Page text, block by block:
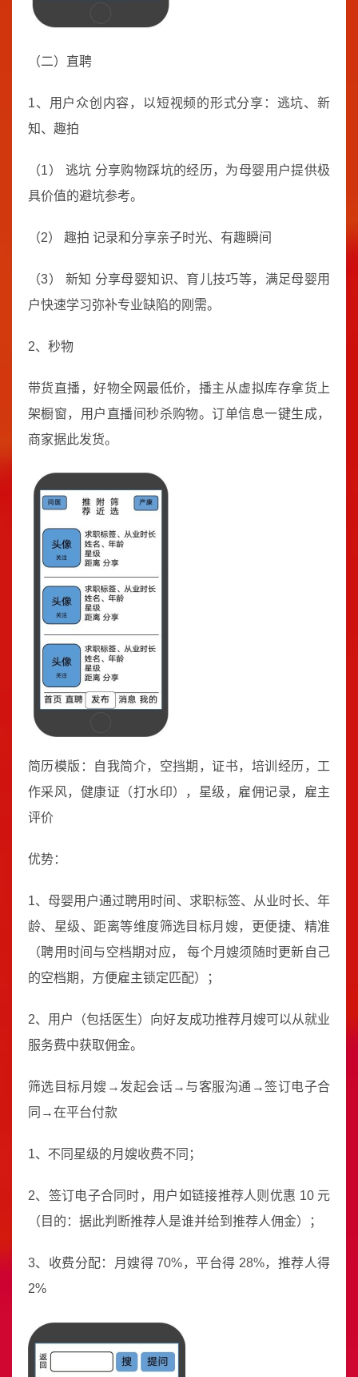
（二）直聘
1、用户众创内容，以短视频的形式分享：逃坑、新
知、趣拍
（1） 逃坑 分享购物踩坑的经历，为母婴用户提供极
具价值的避坑参考。
（2） 趣拍 记录和分享亲子时光、有趣瞬间
（3） 新知 分享母婴知识、育儿技巧等，满足母婴用
户快速学习弥补专业缺陷的刚需。
2、秒物
带货直播，好物全网最低价，播主从虚拟库存拿货上
架橱窗，用户直播间秒杀购物。订单信息一键生成，
商家据此发货。
简历模版：自我简介，空挡期，证书，培训经历，工
作采风，健康证（打水印），星级，雇佣记录，雇主
评价
优势：
1、母婴用户通过聘用时间、求职标签、从业时长、年
龄、星级、距离等维度筛选目标月嫂，更便捷、精准
（聘用时间与空档期对应， 每个月嫂须随时更新自己
的空档期，方便雇主锁定匹配）；
2、用户（包括医生）向好友成功推荐月嫂可以从就业
服务费中获取佣金。
筛选目标月嫂→发起会话→与客服沟通→签订电子合
同→在平台付款
1、不同星级的月嫂收费不同；
2、签订电子合同时，用户如链接推荐人则优惠 10 元
（目的：据此判断推荐人是谁并给到推荐人佣金）；
3、收费分配：月嫂得 70%，平台得 28%，推荐人得
2%